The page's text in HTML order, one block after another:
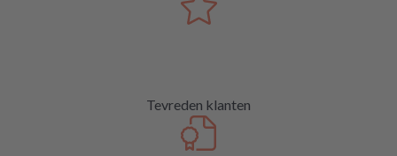
Tevreden klanten